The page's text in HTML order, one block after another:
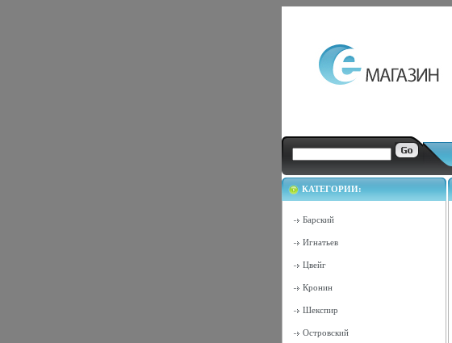
КАТЕГОРИИ:
Барский
Игнатьев
Цвейг
Кронин
Шекспир
Островский